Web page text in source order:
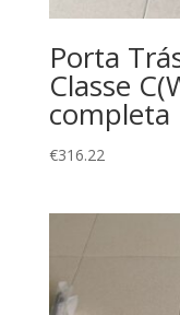
Porta
Classe
completa
€316.22